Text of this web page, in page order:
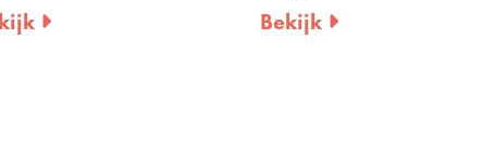
Bekijk